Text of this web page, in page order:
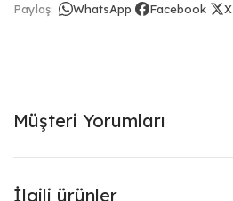
Paylaş: WhatsApp Facebook X
Müşteri Yorumları
İlgili ürünler